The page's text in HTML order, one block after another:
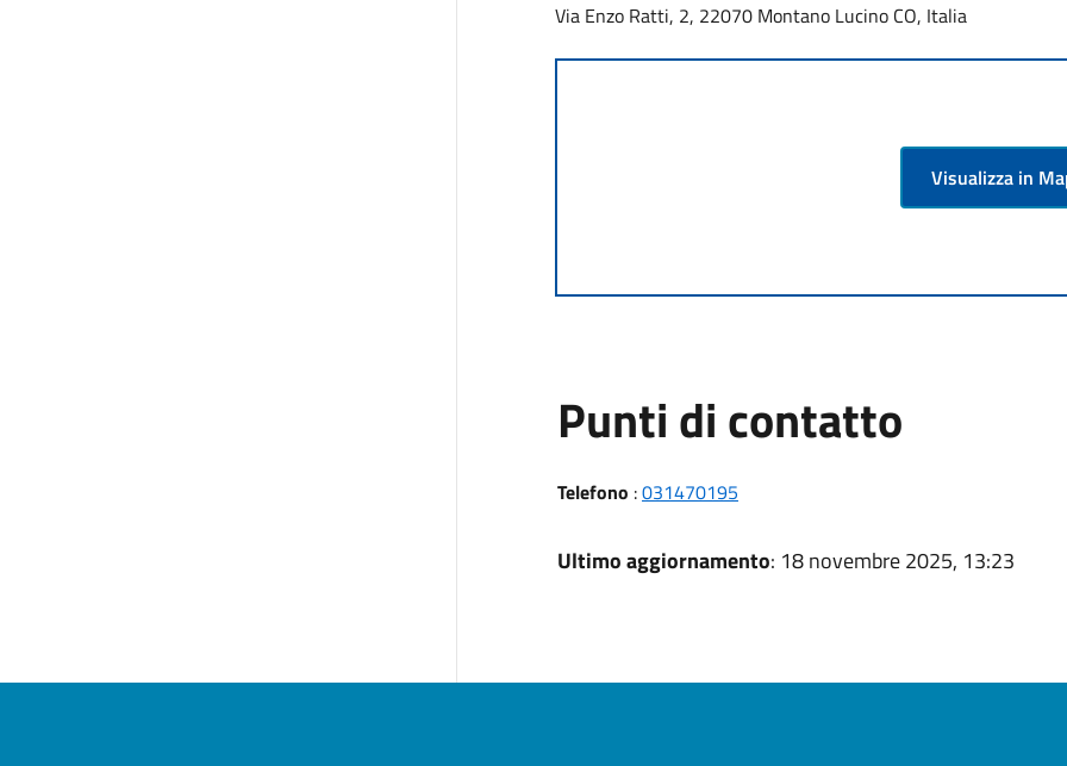
Via Enzo Ratti, 2, 22070 Montano Lucino CO, Italia
Visualizza in
Punti di contatto
Telefono :031470195
Ultimo aggiornamento: 18 novembre 2025, 13:23